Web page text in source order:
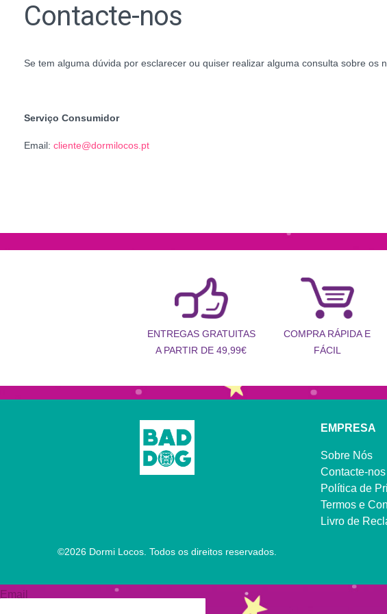
Contacte-nos
Se tem alguma dúvida por esclarecer ou quiser realizar alguma consulta sobre
Serviço Consumidor
Email: cliente@dormilocos.pt
ENTREGAS GRATUITAS
A PARTIR DE 49,99€
COMPRA RÁPIDA E
FÁCIL
EMPRESA
Sobre Nós
Contacte-nos
Política de
Termos e
Livro de
©2026Dormi Locos. Todos os direitos reservados.
Email